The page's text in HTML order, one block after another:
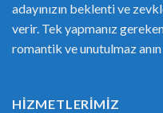
adayınızın beklenti ve
verir. Tek yapmanız
romantik ve unutulmaz anın
HIZMETLERIMIZ